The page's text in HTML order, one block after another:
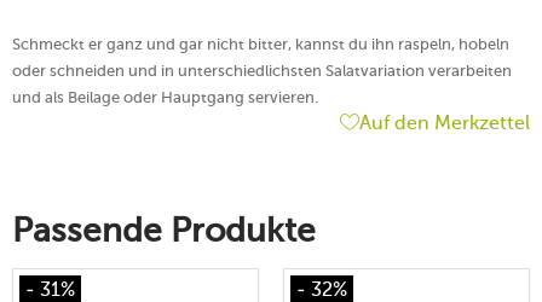
Schmeckt er ganz und gar nicht bitter, kannst du ihn raspeln, hobeln
oder schneiden und in unterschiedlichsten Salatvariation verarbeiten
und als Beilage oder Hauptgang servieren.
Auf den Merkzettel
Passende Produkte
- 31% - 32%